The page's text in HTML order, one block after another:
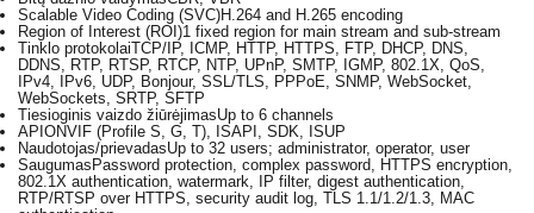
Scalable Video Coding (SVC)H.264 and H.265 encoding
Region of Interest (ROI)1 fixed region for main stream and sub-stream
Tinklo protokolaiTCP/IP, ICMP, HTTP, HTTPS, FTP, DHCP, DNS,
DDNS, RTP, RTSP, RTCP, NTP, UPnP, SMTP, IGMP, 802.1X, QoS,
IPv4, IPv6, UDP, Bonjour, SSL/TLS, PPPoE, SNMP, WebSocket,
WebSockets, SRTP, SFTP
Tiesioginis vaizdo žiūrėjimasUp to 6 channels
API ONVIF (Profile S, G, T), ISAPI, SDK, ISUP
Naudotojas/prievadasUp to 32 users; administrator, operator, user
Saugumas Password protection, complex password, HTTPS encryption,
802.1X authentication, watermark, IP filter, digest authentication,
RTP/RTSP over HTTPS, security audit log, TLS 1.1/1.2/1.3, MAC